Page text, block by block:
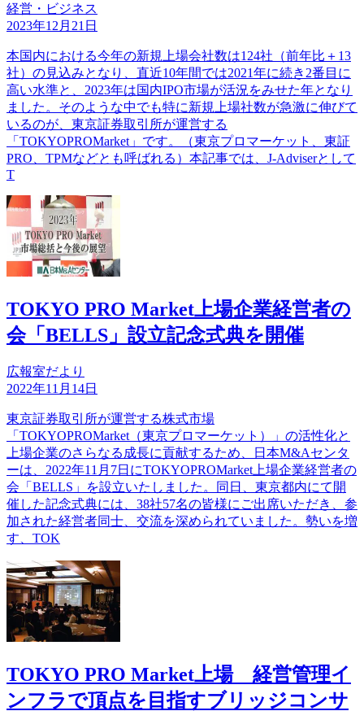
経営・ビジネス
2023年12月21日
本国内における今年の新規上場会社数は124社（前年比＋13
社）の見込みとなり、直近10年間では2021年に続き2番目に
高い水準と、2023年は国内IPO市場が活況をみせた年となり
ました。そのような中でも特に新規上場社数が急激に伸びて
いるのが、東京証券取引所が運営する
「TOKYOPROMarket」です。（東京プロマーケット、東証
PRO、TPMなどとも呼ばれる）本記事では、J-Adviserとして
T
TOKYO PRO Market上場企業経営者の
会「BELLS」設立記念式典を開催
広報室だより
2022年11月14日
東京証券取引所が運営する株式市場
「TOKYOPROMarket（東京プロマーケット）」の活性化と
上場企業のさらなる成長に貢献するため、日本M&Aセンタ
ーは、2022年11月7日にTOKYOPROMarket上場企業経営者の
会「BELLS」を設立いたしました。同日、東京都内にて開
催した記念式典には、38社57名の皆様にご出席いただき、参
加された経営者同士、交流を深められていました。勢いを増
す、TOK
TOKYO PRO Market上場 経営管理イ
ンフラで頂点を目指すブリッジコンサ